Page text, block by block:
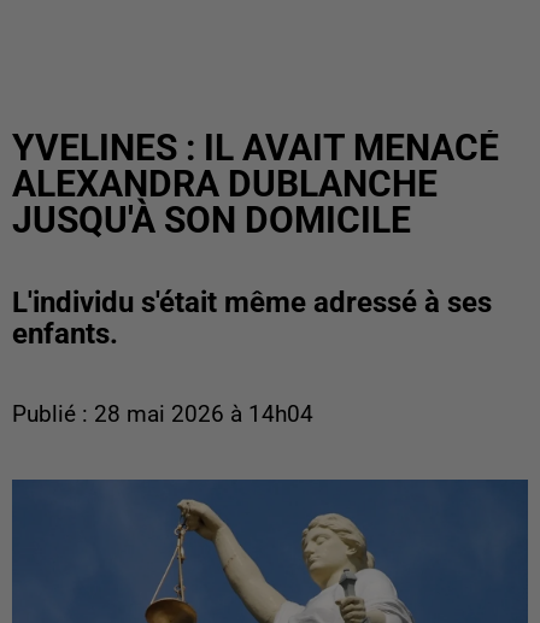
YVELINES : IL AVAIT MENACÉ
ALEXANDRA DUBLANCHE
JUSQU'À SON DOMICILE
L'individu s'était même adressé à ses
enfants.
Publié : 28 mai 2026 à 14h04